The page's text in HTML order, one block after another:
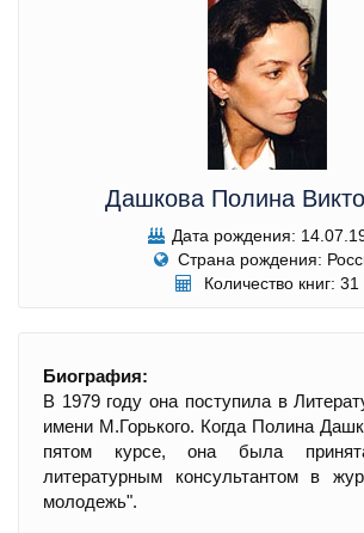
Дашкова Полина
Дата рождения:
Страна рождения:
Количество книг: 31
Биография:
В 1979 году она поступила в
имени М.Горького. Когда Полина
пятом курсе, она была
литературным консультантом в
молодежь".